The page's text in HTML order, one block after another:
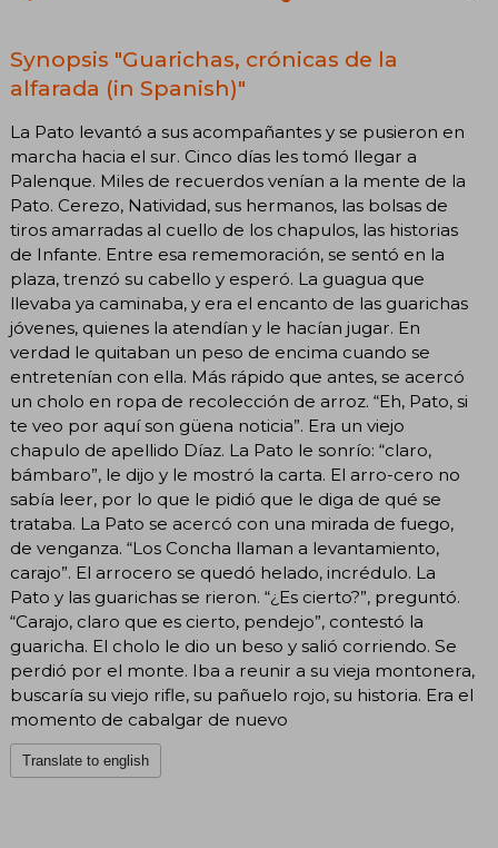
Synopsis "Guarichas, crónicas de la
alfarada (in Spanish)"
La Pato levantó a sus acompañantes y se pusieron en
marcha hacia el sur. Cinco días les tomó llegar a
Palenque. Miles de recuerdos venían a la mente de la
Pato. Cerezo, Natividad, sus hermanos, las bolsas de
tiros amarradas al cuello de los chapulos, las historias
de Infante. Entre esa rememoración, se sentó en la
plaza, trenzó su cabello y esperó. La guagua que
llevaba ya caminaba, y era el encanto de las guarichas
jóvenes, quienes la atendían y le hacían jugar. En
verdad le quitaban un peso de encima cuando se
entretenían con ella. Más rápido que antes, se acercó
un cholo en ropa de recolección de arroz. “Eh, Pato, si
te veo por aquí son güena noticia”. Era un viejo
chapulo de apellido Díaz. La Pato le sonrío: “claro,
bámbaro”, le dijo y le mostró la carta. El arro-cero no
sabía leer, por lo que le pidió que le diga de qué se
trataba. La Pato se acercó con una mirada de fuego,
de venganza. “Los Concha llaman a levantamiento,
carajo”. El arrocero se quedó helado, incrédulo. La
Pato y las guarichas se rieron. “¿Es cierto?”, preguntó.
“Carajo, claro que es cierto, pendejo”, contestó la
guaricha. El cholo le dio un beso y salió corriendo. Se
perdió por el monte. Iba a reunir a su vieja montonera,
buscaría su viejo rifle, su pañuelo rojo, su historia. Era el
momento de cabalgar de nuevo
Translate to english